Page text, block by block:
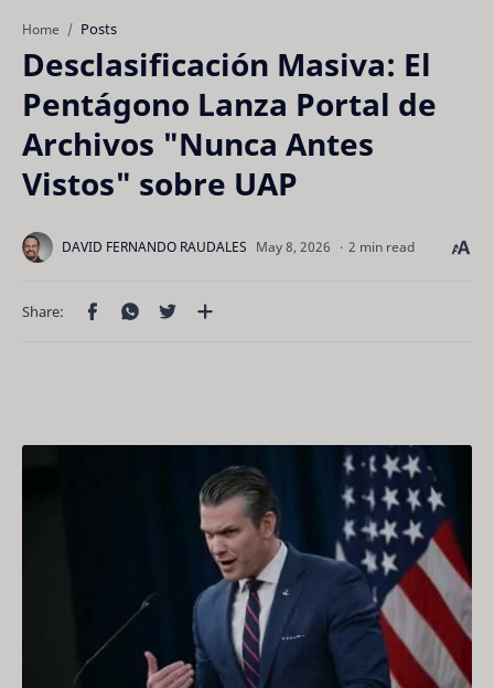
Home Posts
Desclasificación Masiva: El
Pentágono Lanza Portal de
Archivos "Nunca Antes
Vistos" sobre UAP
2 min read